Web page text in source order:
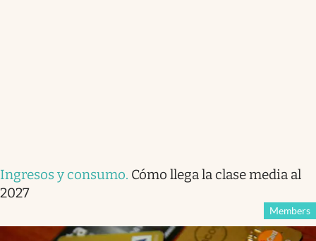
Ingresos y consumo. Cómo llega la clase media al
2027
Members